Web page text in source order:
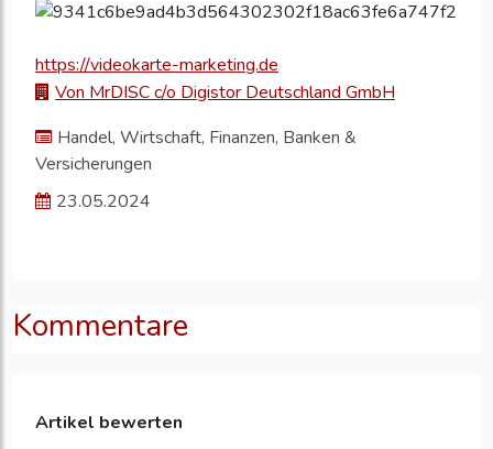
https://videokarte-marketing.de
Von MrDISC c/o Digistor Deutschland GmbH
Handel, Wirtschaft, Finanzen, Banken &
Versicherungen
23.05.2024
Kommentare
Artikel bewerten